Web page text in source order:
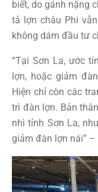
biết, do gánh nặng
tả lợn châu Phi
không dám đầu tư
“Tại Sơn La, ước
lợn, hoặc giảm
Hiện chỉ còn các
trì đàn lợn. Bản
nhì tỉnh Sơn La,
giảm đàn lợn nái” –